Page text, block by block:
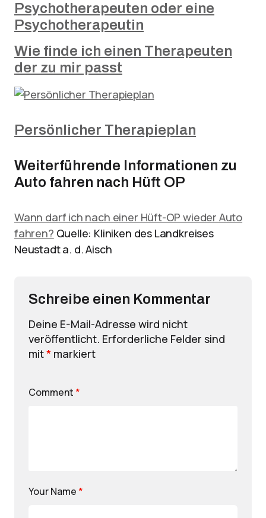
Psychotherapeuten oder eine
Psychotherapeutin
Wie finde ich einen Therapeuten
der zu mir passt
Persönlicher Therapieplan
Weiterführende Informationen zu
Auto fahren nach Hüft OP
Wann darf ich nach einer Hüft-OP wieder Auto
fahren? Quelle: Kliniken des Landkreises
Neustadt a. d. Aisch
Schreibe einen Kommentar
Deine E-Mail-Adresse wird nicht
veröffentlicht. Erforderliche Felder sind
mit* markiert
Comment *
Your Name *